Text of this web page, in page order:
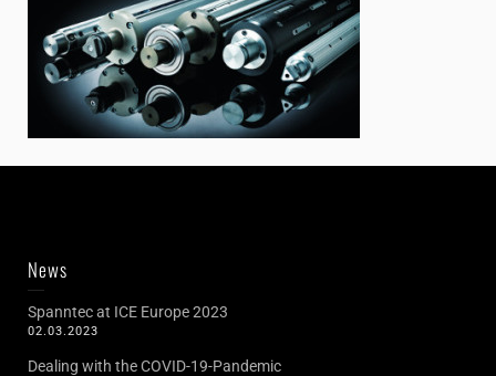
News
Spanntec at ICE Europe 2023
02.03.2023
Dealing with the COVID-19-Pandemic